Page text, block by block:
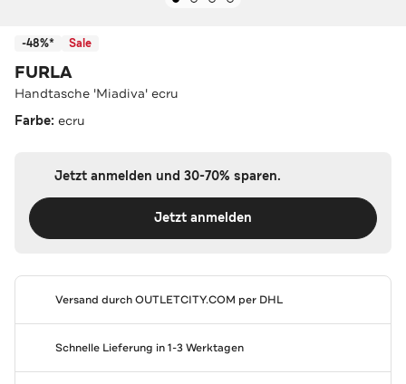
-48%* Sale
FURLA
Handtasche 'Miadiva' ecru
Farbe: ecru
Jetzt anmelden und 30-70% sparen.
Jetzt anmelden
Versand durchOUTLETCITY.COM per DHL
Schnelle Lieferung in 1-3 Werktagen